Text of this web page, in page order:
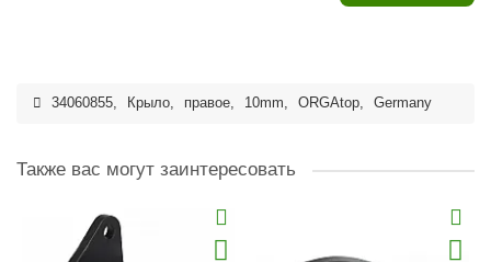
34060855, Крыло, правое, 10mm, ORGAtop, Germany
Также вас могут заинтересовать